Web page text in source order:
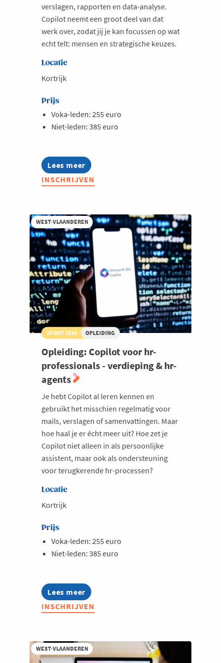
verslagen, rapporten en data-analyse.
Copilot neemt een groot deel van dat
werk over, zodat jij je kan focussen op wat
echt telt: mensen en strategische keuzes.
Locatie
Kortrijk
Prijs
Voka-leden: 255 euro
Niet-leden: 385 euro
Lees meer
about
Opleiding:
Werken
hr-
professionals
INSCHRIJVEN
WEST-VLAANDEREN
20 OKT 2026 OPLEIDING
Opleiding: Copilot voor hr-
professionals - verdieping & hr-
agents
Je hebt Copilot al leren kennen en
gebruikt het misschien regelmatig voor
mails, verslagen of samenvattingen. Maar
hoe haal je er écht meer uit? Hoe zet je
Copilot niet alleen in als persoonlijke
assistent, maar ook als ondersteuning
voor terugkerende hr-processen?
Locatie
Kortrijk
Prijs
Voka-leden: 255 euro
Niet-leden: 385 euro
Lees meer
about
Opleiding:
Copilot
-
verdieping
INSCHRIJVEN
WEST-VLAANDEREN